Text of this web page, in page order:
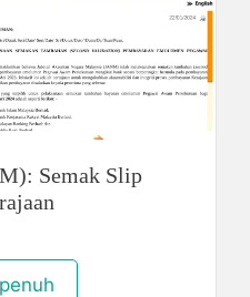
Semak Slip